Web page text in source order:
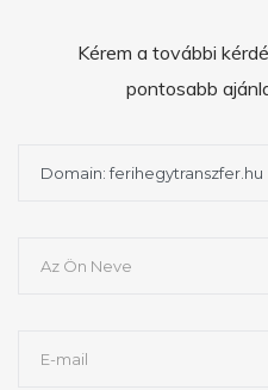
Kérem a további
pontosabb